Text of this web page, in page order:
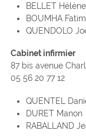
BELLET Hélène
BOUMHA
QUENDOLO
Cabinet infirmier
87 bis avenue
05 56 20 77 12
QUENTEL
DURET Manon
RABALLAND